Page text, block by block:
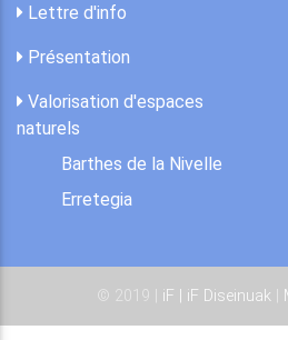
Lettre d'info
Présentation
Valorisation d'espaces
naturels
Barthes de la Nivelle
Erretegia
© 2019 | iF | iF Diseinuak